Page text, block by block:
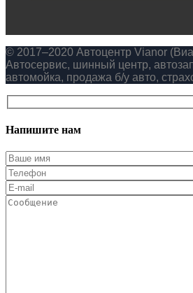
© 2017–2020 Автоцентр Vianor
Автосервис, шинный центр,
автомойка, продажа б/у авто,
Напишите нам